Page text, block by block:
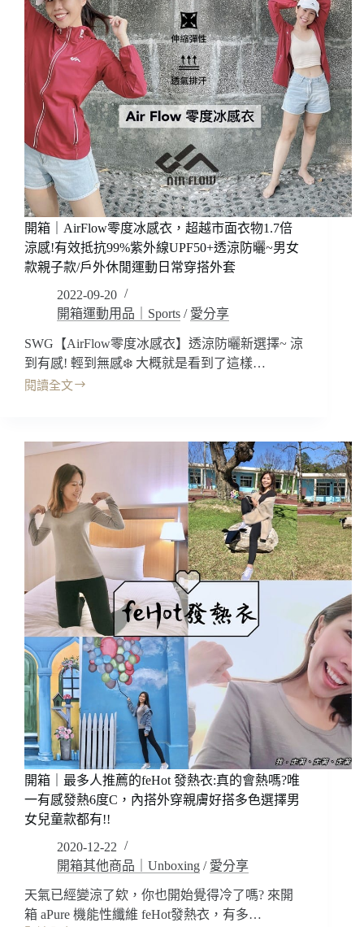
衣，
獨
親
膚
舒
鎖
溫!
保
暖
衣
暖
衣
穿
衣
暖
衣
男
女
款
都
有!
開箱｜AirFlow零度冰感衣，超越市面衣物1.7倍
涼感!有效抵抗99%紫外線UPF50+透涼防曬~男女
款親子款/戶外休閒運動日常穿搭外套
2022-09-20
開箱運動用品｜Sports / 愛分享
SWG【AirFlow零度冰感衣】透涼防曬新選擇~ 涼
到有感! 輕到無感❄️ 大概就是看到了這樣…
閱讀全文
開
AirFlow
零
感
衣，
超
面
衣
物
1.7
倍
涼
感!
有
效
抵
抗
99%
外
線
UPF50+透
曬
~
開箱｜最多人推薦的feHot 發熱衣:真的會熱嗎?唯
一有感發熱6度C，內搭外穿親膚好搭多色選擇男
女兒童款都有!!
2020-12-22
開箱其他商品｜Unboxing / 愛分享
天氣已經變涼了欸，你也開始覺得冷了嗎? 來開
箱 aPure 機能性纖維 feHot發熱衣，有多…